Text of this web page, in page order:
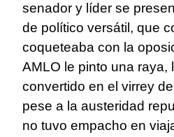
senador y líder se
de político versátil, que
coqueteaba con la
AMLO le pinto una raya,
convertido en el virrey
pese a la austeridad
no tuvo empacho en